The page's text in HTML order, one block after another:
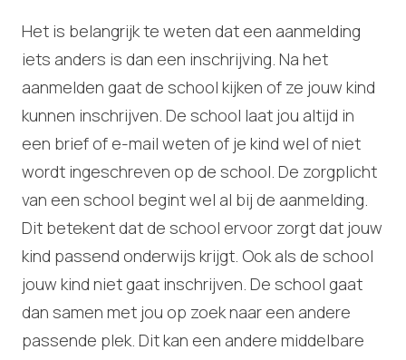
Het is belangrijk te weten dat een aanmelding
iets anders is dan een inschrijving. Na het
aanmelden gaat de school kijken of ze jouw kind
kunnen inschrijven. De school laat jou altijd in
een brief of e-mail weten of je kind wel of niet
wordt ingeschreven op de school. De zorgplicht
van een school begint wel al bij de aanmelding.
Dit betekent dat de school ervoor zorgt dat jouw
kind passend onderwijs krijgt. Ook als de school
jouw kind niet gaat inschrijven. De school gaat
dan samen met jou op zoek naar een andere
passende plek. Dit kan een andere middelbare